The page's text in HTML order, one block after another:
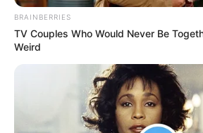
BRAINBERRIES
TV Couples Who Would Never Be
Weird